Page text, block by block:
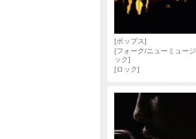
ポップス
フォーク/ニューミュージ
ック
ロック